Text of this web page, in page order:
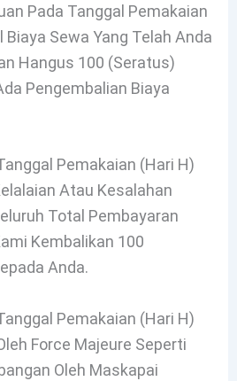
Pada Tanggal Pemakaian
Sewa Yang Telah Anda
Hangus 100 (seratus)
Pengembalian Biaya
Pemakaian (hari H)
Atau Kesalahan
Total Pembayaran
Kembalikan 100
Anda.
Pemakaian (hari H)
Force Majeure Seperti
Oleh Maskapai